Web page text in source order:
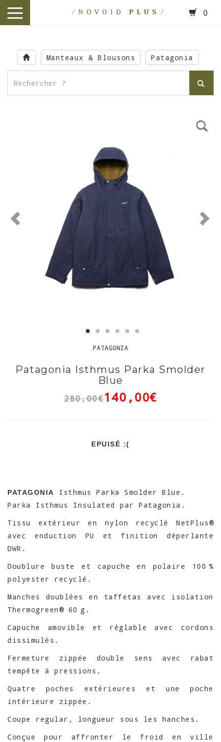
main
content
toggle
0
Manteaux & Blousons Patagonia
PATAGONIA
Patagonia Isthmus Parka Smolder
Blue
280,00€140,00€
EPUISÉ :(
PATAGONIA
Isthmus Parka Smolder Blue.
Parka Isthmus Insulated par Patagonia.
Tissu extérieur en nylon recyclé NetPlus®
avec enduction PU et finition déperlante
DWR.
Doublure buste et capuche en polaire 100 %
polyester recyclé.
Manches doublées en taffetas avec isolation
Thermogreen® 60 g.
Capuche amovible et réglable avec cordons
dissimulés.
Fermeture zippée double sens avec rabat
tempête à pressions.
Quatre poches extérieures et une poche
intérieure zippée.
Coupe regular, longueur sous les hanches.
Conçue pour affronter le froid en ville